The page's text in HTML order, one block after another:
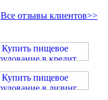
Все отзывы клиентов>>